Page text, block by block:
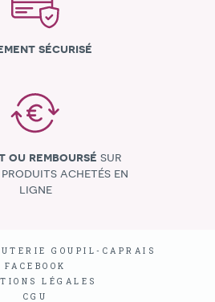
sécurisé
ou remboursé sur
achetés en
ligne
GOUPIL-CAPRAIS
FACEBOOK
LÉGALES
CGU